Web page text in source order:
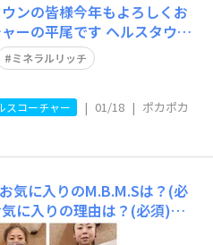
ンの皆様今年もよろしくお
ーの平尾です ヘルスタウン
キャンプ募集しています！
トにいかがでしょう
います❗️ 年始の私はなん
ミネラルリッチ
スコーチャー | 01/18 | ポカポカ
お気に入りのM.B.M.Sは？(必
に入りの理由は？(必須)※
として→⛄冬、手足が冷たす